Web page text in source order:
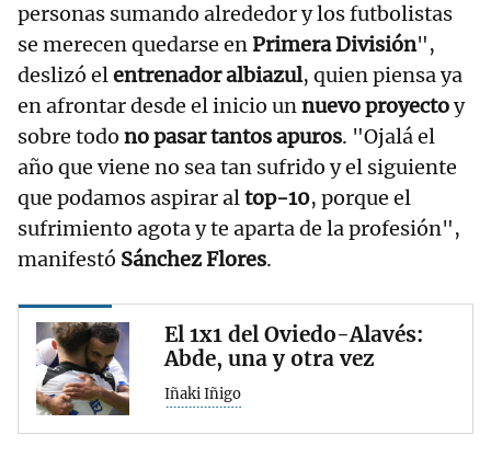
personas sumando alrededor y los futbolistas
se merecen quedarse enPrimera División",
deslizó elentrenador albiazul, quien piensa ya
en afrontar desde el inicio unnuevo proyectoy
sobre todo no pasar tantos apuros. "Ojalá el
año que viene no sea tan sufrido y el siguiente
que podamos aspirar altop-10, porque el
sufrimiento agota y te aparta de la profesión",
manifestó Sánchez Flores.
El 1x1 del Oviedo-Alavés:
Abde, una y otra vez
Iñaki Iñigo